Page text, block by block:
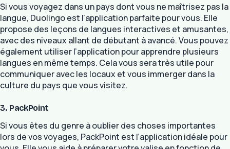
Si vous voyagez dans un pays dont vous ne maîtrisez pas la
langue, Duolingo est l’application parfaite pour vous. Elle
propose des leçons de langues interactives et amusantes,
avec des niveaux allant de débutant à avancé. Vous pouvez
également utiliser l’application pour apprendre plusieurs
langues en même temps. Cela vous sera très utile pour
communiquer avec les locaux et vous immerger dans la
culture du pays que vous visitez.
3. PackPoint
Si vous êtes du genre à oublier des choses importantes
lors de vos voyages, PackPoint est l’application idéale pour